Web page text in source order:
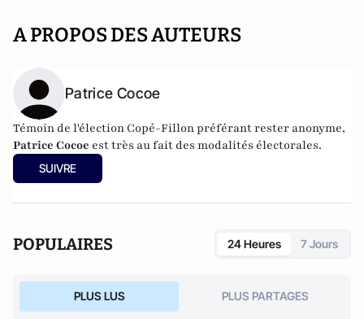
A PROPOS DES AUTEURS
Patrice Cocoe
Témoin de l'élection Copé-Fillon préférant rester anonyme,
Patrice Cocoe est très au fait des modalités électorales.
SUIVRE
POPULAIRES 24 Heures 7 Jours
PLUS LUS PLUS PARTAGES